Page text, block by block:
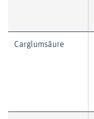
Carglumsäure